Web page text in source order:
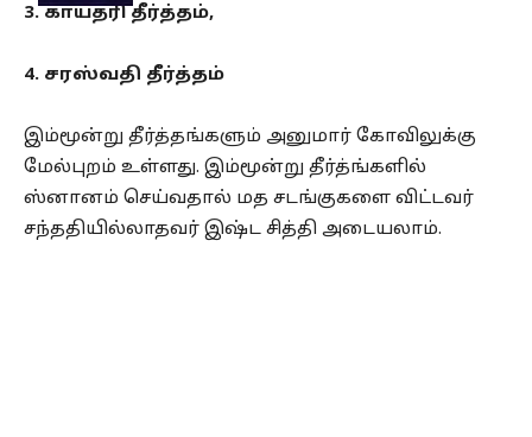
3. காயத்ரி தீர்த்தம்,
4. சரஸ்வதி தீர்த்தம்
இம்மூன்று தீர்த்தங்களும் அனுமார் கோவிலுக்கு
மேல்புறம் உள்ளது. இம்மூன்று தீர்த்ங்களில்
ஸ்னானம் செய்வதால் மத சடங்குகளை விட்டவர்
சந்ததியில்லாதவர் இஷ்ட சித்தி அடையலாம்.